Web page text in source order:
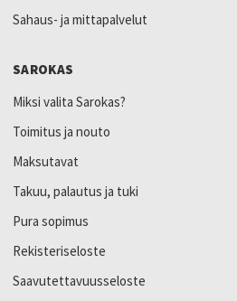
Sahaus- ja mittapalvelut
SAROKAS
Miksi valita Sarokas?
Toimitus ja nouto
Maksutavat
Takuu, palautus ja tuki
Pura sopimus
Rekisteriseloste
Saavutettavuusseloste